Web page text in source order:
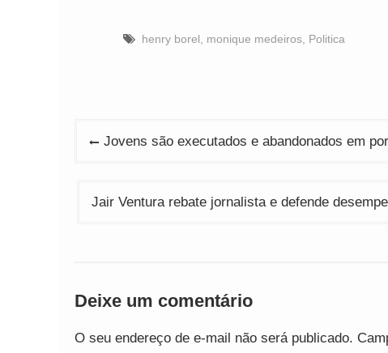
henry borel monique medeiros Politica
Navegação
Post
Jovens são executados e abandonados em
Jair Ventura rebate jornalista e defende
Deixe um comentário
O seu endereço de e-mail não será publicado.